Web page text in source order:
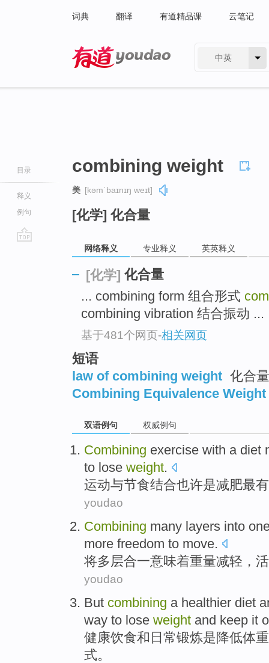
词典 翻译 有道精品课 云笔记
中英
目录
释义
例句
combining weight
美 [kəmˈbaɪnɪŋ weɪt]
[化学] 化合量
网络释义 专业释义 英英释义
[化学] 化合量
... combining form 组合形式
combining vibration 结合振动 ...
基于481个网页-相关网页
短语
law of combining weight 化合
Combining Equivalence
双语例句 权威例句
Combining exercise with a diet
to lose weight.
运动与节食结合也许是减肥最
youdao
Combining many layers into
more freedom to move.
将多层合一意味着重量减轻 ，
youdao
But combining a healthier diet
way to lose weight and keep it
健康饮食和 日常锻炼是降低体
式。